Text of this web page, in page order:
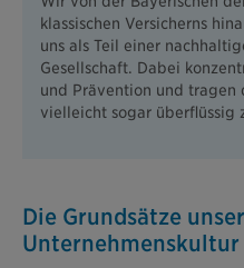
klassischen Versicherns
uns als Teil einer
Gesellschaft. Dabei
und Prävention und tragen
vielleicht sogar überflüssig
Die Grundsätze
Unternehmenskultur